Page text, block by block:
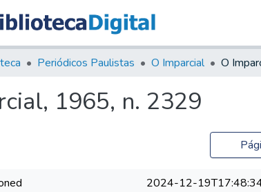
Periódicos Paulistas O Imparcial O
1965, n. 2329
2024-12-